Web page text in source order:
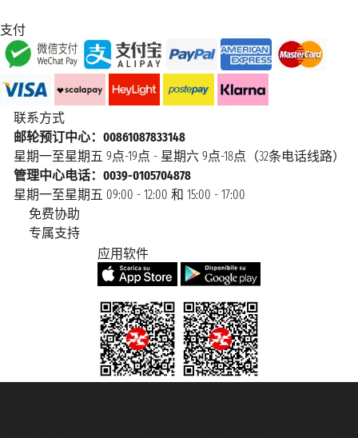
支付
联系方式
邮轮预订中心：00861087833148
星期一至星期五 9点-19点 - 星期六 9点-18点（32条电话线路）
管理中心电话：0039-0105704878
星期一至星期五 09:00 - 12:00 和 15:00 - 17:00
免费协助
专属支持
应用软件